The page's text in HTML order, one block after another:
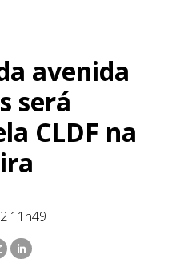
avenida
será
CLDF na
11h49